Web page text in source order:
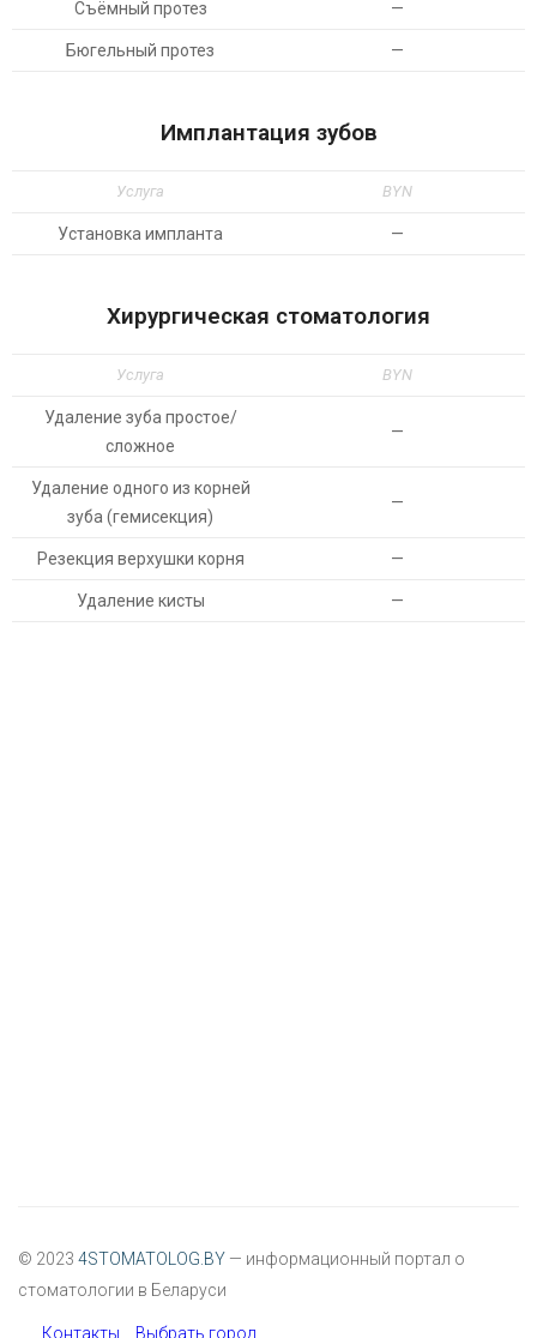
Съёмный протез —
Бюгельный протез —
Имплантация зубов
Услуга BYN
Установка импланта —
Хирургическая стоматология
Услуга BYN
Удаление зуба простое/
сложное
—
Удаление одного из корней
зуба (гемисекция)
—
Резекция верхушки корня —
Удаление кисты —
© 2023 4STOMATOLOG.BY — информационный портал о
стоматологии в Беларуси
Контакты Выбрать город